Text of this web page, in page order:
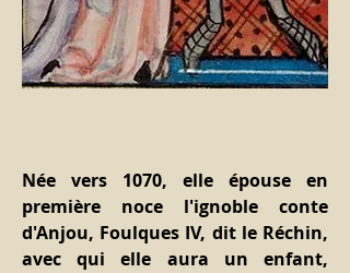
Née vers 1070, elle épouse en
première noce l'ignoble conte
d'Anjou, Foulques IV, dit le Réchin,
avec qui elle aura un enfant,